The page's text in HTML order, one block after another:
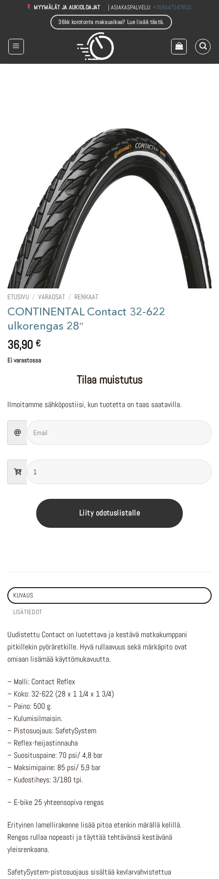
MYYMÄLÄT JA AUKIOLOAJAT | ASIAKASPALVELU:+358447247810
36kk korotonta maksuaikaa? Lue lisää tästä.
ETUSIVU / VARAOSAT / RENKAAT
CONTINENTAL Contact 32-622
ulkorengas 28″
36,90 €
Ei varastossa
Tilaa muistutus
Ilmoitamme sähköpostiisi, kun tuotetta on taas saatavilla.
Liity odotuslistalle
KUVAUS
LISÄTIEDOT
Uudistettu Contact on luotettava ja kestävä matkakumppani
pitkillekin pyöräretkille. Hyvä rullaavuus sekä märkäpito ovat
omiaan lisämää käyttömukavuutta.
– Malli: Contact Reflex
– Koko: 32-622 (28 x 1 1/4 x 1 3/4)
– Paino: 500 g.
– Kulumisilmaisin.
– Pistosuojaus: SafetySystem
– Reflex-heijastinnauha
– Suosituspaine: 70 psi/ 4,8 bar
– Maksimipaine: 85 psi/ 5,9 bar
– Kudostiheys: 3/180 tpi.
– E-bike 25 yhteensopiva rengas
Erityinen lamellirakenne lisää pitoa etenkin märällä kelillä.
Rengas rullaa nopeasti ja täyttää tehtävänsä kestävänä
yleisrenkaana.
SafetySystem-pistosuojaus sisältää kevlarvahvistettua